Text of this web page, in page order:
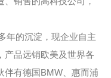
年的沉淀，现企业自主
产品远销欧美及世界各
伴有德国BMW、惠而浦